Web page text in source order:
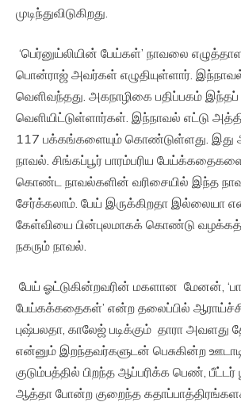
முடிந்துவிடுகிறது.
‘பெர்னுய்லியின் பேய்கள்’ நாவலை
பொன்ராஜ் அவர்கள் எழுதியுள்ளார்.
வெளிவந்தது. அகநாழிகை பதிப்பகம்
வெளியிட்டுள்ளார்கள். இந்நாவல் எட்டு
117 பக்கங்களையும் கொண்டுள்ளது. இது
நாவல். சிங்கப்பூர் பாரம்பரிய
கொண்ட நாவல்களின் வரிசையில் இந்த
சேர்க்கலாம். பேய் இருக்கிறதா இல்லையா
கேள்வியை பின்புலமாகக் கொண்டு
நகரும் நாவல்.
பேய் ஓட்டுகின்றவரின் மகளான மேனன்,
பேய்கக்கதைகள்’ என்ற தலைப்பில்
புஷ்பலதா, காலேஜ் படிக்கும் தாரா அவளது
என்னும் இறந்தவர்களுடன் பெசுகின்ற
குடும்பத்தில் பிறந்த ஆப்பரிக்க பெண்,
ஆத்தா போன்ற குறைந்த கதாப்பாத்திரங்களச்